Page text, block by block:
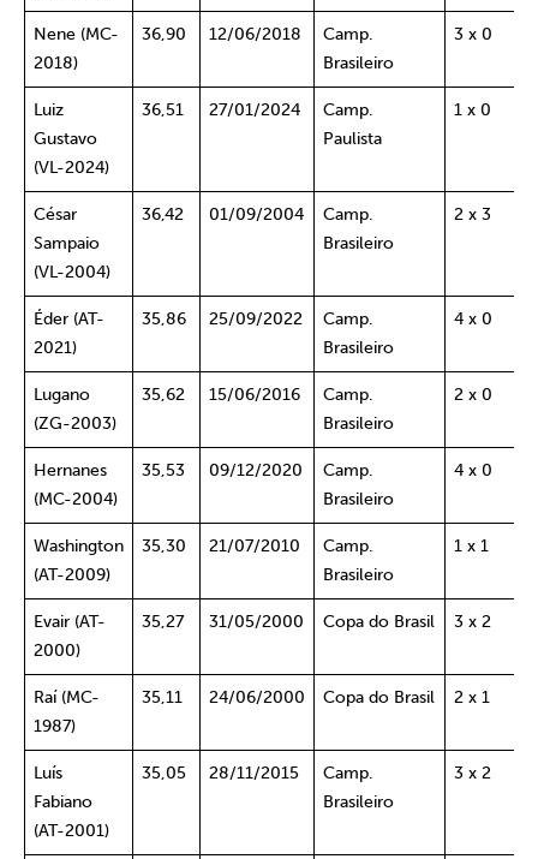
Nene (MC-
2018)
36,90 12/06/2018
Camp.
Brasileiro
3 x 0
Luiz
Gustavo
(VL-2024)
36,51 27/01/2024
Camp.
Paulista
1 x 0
César
Sampaio
(VL-2004)
36,42 01/09/2004
Camp.
Brasileiro
2 x 3
Éder (AT-
2021)
35,86 25/09/2022
Camp.
Brasileiro
4 x 0
Lugano
(ZG-2003)
35,62 15/06/2016
Camp.
Brasileiro
2 x 0
Hernanes
(MC-2004)
35,53 09/12/2020
Camp.
Brasileiro
4 x 0
Washington
(AT-2009)
35,30 21/07/2010
Camp.
Brasileiro
1 x 1
Evair (AT-
2000)
35,27 31/05/2000 Copa do Brasil 3 x 2
Raí (MC-
1987)
35,11 24/06/2000 Copa do Brasil 2 x 1
Luís
Fabiano
(AT-2001)
35,05 28/11/2015
Camp.
Brasileiro
3 x 2